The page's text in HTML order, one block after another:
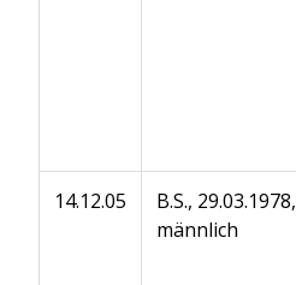
14.12.05
B.S., 29.03.1978,
männlich